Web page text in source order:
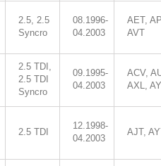
2.5, 2.5
Syncro
08.1996-
04.2003
AET,
AVT
2.5 TDI,
2.5 TDI
Syncro
09.1995-
04.2003
ACV,
AXL,
2.5 TDI
12.1998-
04.2003
AJT,